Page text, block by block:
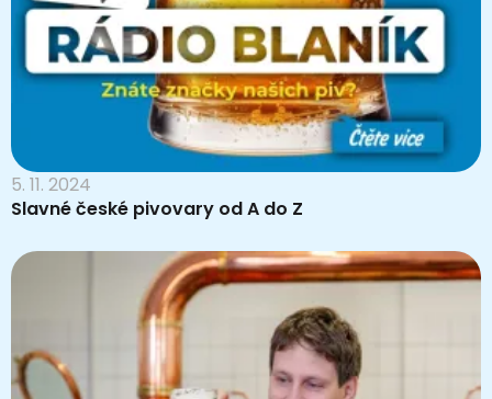
5. 11. 2024
Slavné české pivovary od A do Z